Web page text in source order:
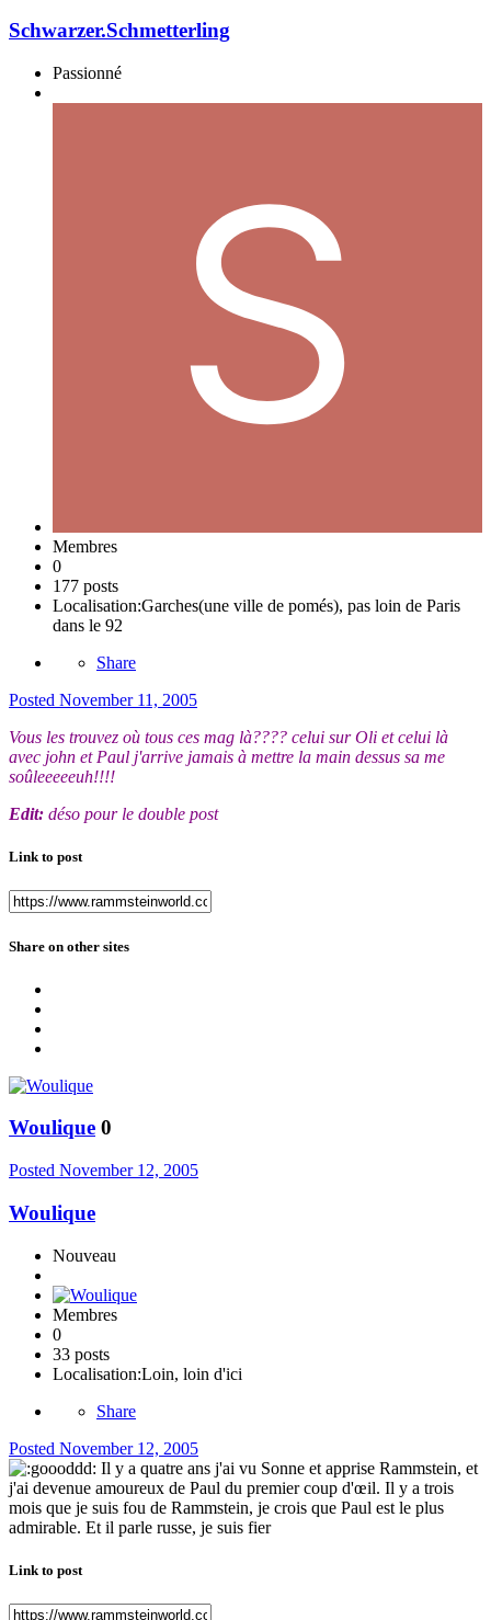
Schwarzer.Schmetterling
Passionné
Membres
0
177 posts
Localisation:Garches(une ville de pomés), pas loin de Paris
dans le 92
Share
Posted November 11, 2005
Vous les trouvez où tous ces mag là???? celui sur Oli et celui là
avec john et Paul j'arrive jamais à mettre la main dessus sa me
soûleeeeeuh!!!!
Edit: déso pour le double post
Link to post
Share on other sites
Woulique 0
Posted November 12, 2005
Woulique
Nouveau
Membres
0
33 posts
Localisation:Loin, loin d'ici
Share
Posted November 12, 2005
Il y a quatre ans j'ai vu Sonne et apprise Rammstein, et
j'ai devenue amoureux de Paul du premier coup d'œil. Il y a trois
mois que je suis fou de Rammstein, je crois que Paul est le plus
admirable. Et il parle russe, je suis fier
Link to post